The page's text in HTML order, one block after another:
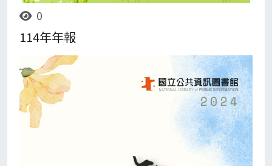
0
114年年報